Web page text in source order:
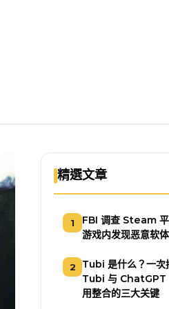
精選文章
1
FBI 调查 Steam
游戏内发现恶意软
2
Tubi 是什么？一次
Tubi 与 ChatGPT
用整合的三大关键